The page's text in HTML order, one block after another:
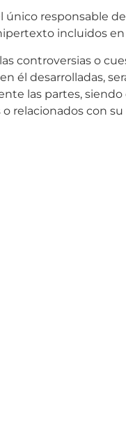
único responsable
incluidos
controversias o
él desarrolladas,
las partes,
relacionados con